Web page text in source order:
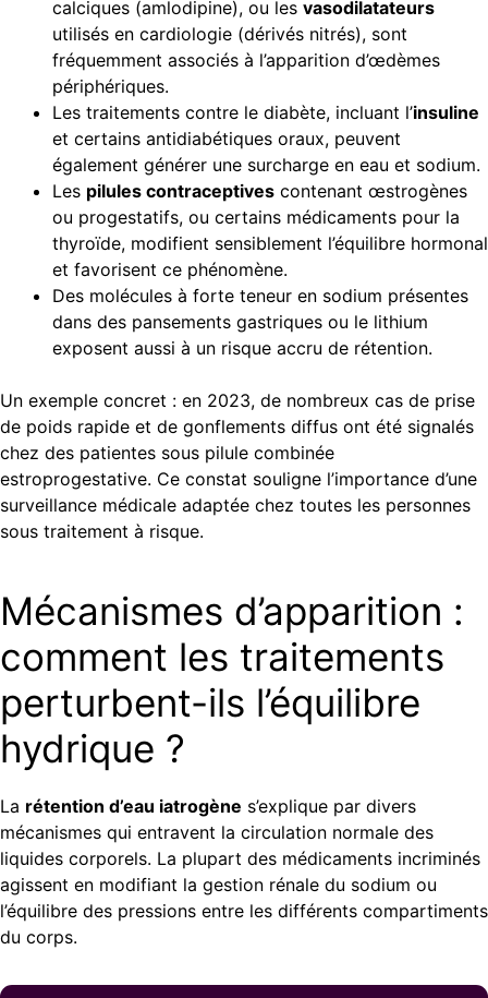
calciques (amlodipine), ou les vasodilatateurs
utilisés en cardiologie (dérivés nitrés), sont
fréquemment associés à l’apparition d’œdèmes
périphériques.
Les traitements contre le diabète, incluant l’insuline
et certains antidiabétiques oraux, peuvent
également générer une surcharge en eau et sodium.
Les pilules contraceptives contenant œstrogènes
ou progestatifs, ou certains médicaments pour la
thyroïde, modifient sensiblement l’équilibre hormonal
et favorisent ce phénomène.
Des molécules à forte teneur en sodium présentes
dans des pansements gastriques ou le lithium
exposent aussi à un risque accru de rétention.
Un exemple concret : en 2023, de nombreux cas de prise
de poids rapide et de gonflements diffus ont été signalés
chez des patientes sous pilule combinée
estroprogestative. Ce constat souligne l’importance d’une
surveillance médicale adaptée chez toutes les personnes
sous traitement à risque.
Mécanismes d’apparition :
comment les traitements
perturbent-ils l’équilibre
hydrique ?
La rétention d’eau iatrogène s’explique par divers
mécanismes qui entravent la circulation normale des
liquides corporels. La plupart des médicaments incriminés
agissent en modifiant la gestion rénale du sodium ou
l’équilibre des pressions entre les différents compartiments
du corps.